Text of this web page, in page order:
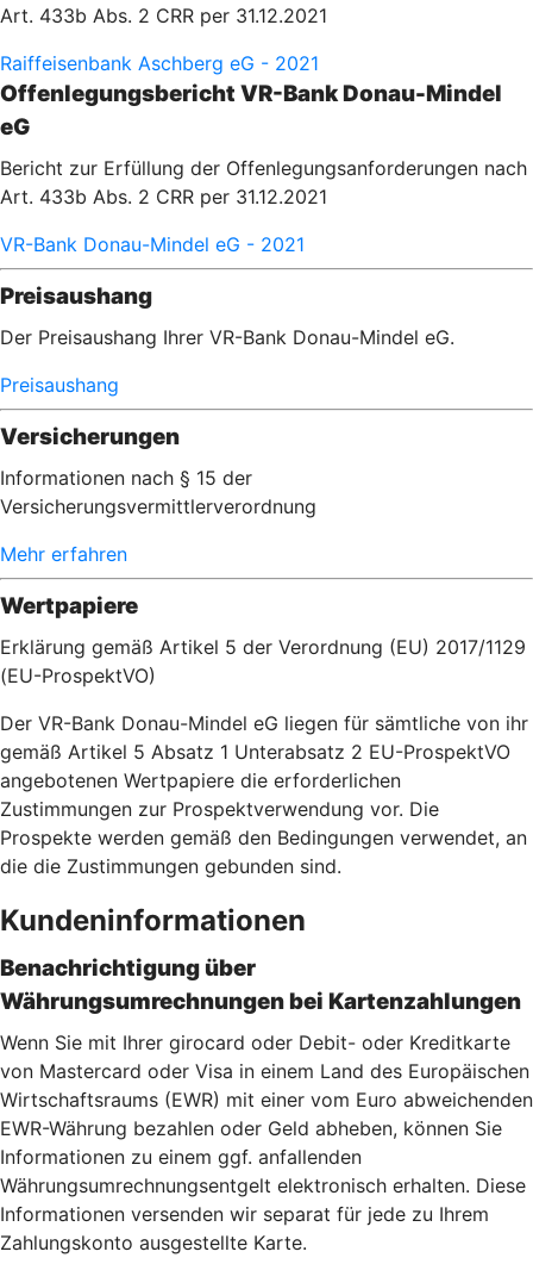
Art. 433b Abs. 2 CRR per 31.12.2021
Raiffeisenbank Aschberg eG - 2021
Offenlegungsbericht VR-Bank Donau-Mindel
eG
Bericht zur Erfüllung der Offenlegungsanforderungen nach
Art. 433b Abs. 2 CRR per 31.12.2021
VR-Bank Donau-Mindel eG - 2021
Preisaushang
Der Preisaushang Ihrer VR-Bank Donau-Mindel eG.
Preisaushang
Versicherungen
Informationen nach § 15 der
Versicherungsvermittlerverordnung
Mehr erfahren
Wertpapiere
Erklärung gemäß Artikel 5 der Verordnung (EU) 2017/1129
(EU-ProspektVO)
Der VR-Bank Donau-Mindel eG liegen für sämtliche von ihr
gemäß Artikel 5 Absatz 1 Unterabsatz 2 EU-ProspektVO
angebotenen Wertpapiere die erforderlichen
Zustimmungen zur Prospektverwendung vor. Die
Prospekte werden gemäß den Bedingungen verwendet, an
die die Zustimmungen gebunden sind.
Kundeninformationen
Benachrichtigung über
Währungsumrechnungen bei Kartenzahlungen
Wenn Sie mit Ihrer girocard oder Debit- oder Kreditkarte
von Mastercard oder Visa in einem Land des Europäischen
Wirtschaftsraums (EWR) mit einer vom Euro abweichenden
EWR-Währung bezahlen oder Geld abheben, können Sie
Informationen zu einem ggf. anfallenden
Währungsumrechnungsentgelt elektronisch erhalten. Diese
Informationen versenden wir separat für jede zu Ihrem
Zahlungskonto ausgestellte Karte.